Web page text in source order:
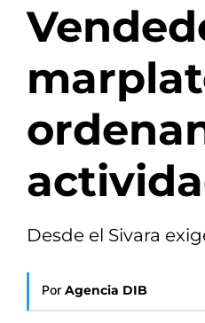
Desde el Sivara
Por Agencia DIB